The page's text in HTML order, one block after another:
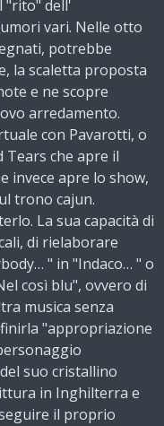
"rito" dell'
vari. Nelle otto
potrebbe
la scaletta proposta
e ne scopre
arredamento.
con Pavarotti, o
Tears che apre il
invece apre lo show,
trono cajun.
La sua capacità di
di rielaborare
" in "Indaco… " o
così blu", ovvero di
musica senza
"appropriazione
suo cristallino
in Inghilterra e
il proprio